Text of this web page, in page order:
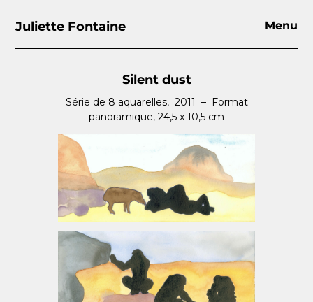
Juliette Fontaine Menu
Silent dust
Série de 8 aquarelles, 2011 – Format
panoramique, 24,5 x 10,5 cm